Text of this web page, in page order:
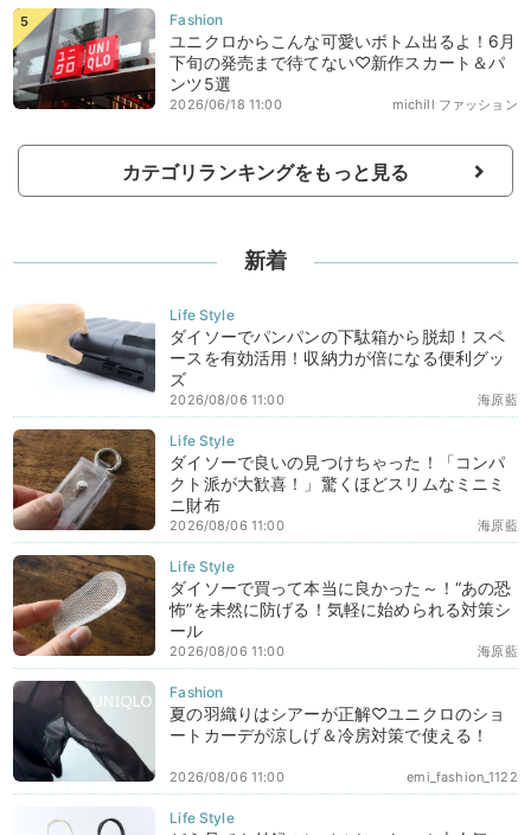
ユニクロからこんな可愛いボトム出るよ！6月
下旬の発売まで待てない♡新作スカート＆パ
ンツ5選
michill ファッション
2026/06/18 11:00
カテゴリランキングをもっと見る
新着
ダイソーでパンパンの下駄箱から脱却！スペ
ースを有効活用！収納力が倍になる便利グッ
ズ
海原藍
2026/08/06 11:00
ダイソーで良いの見つけちゃった！「コンパ
クト派が大歓喜！」驚くほどスリムなミニミ
ニ財布
海原藍
2026/08/06 11:00
ダイソーで買って本当に良かった～！“あの恐
怖”を未然に防げる！気軽に始められる対策シ
ール
海原藍
2026/08/06 11:00
夏の羽織りはシアーが正解♡ユニクロのショ
ートカーデが涼しげ＆冷房対策で使える！
emi_fashion_1122
2026/08/06 11:00